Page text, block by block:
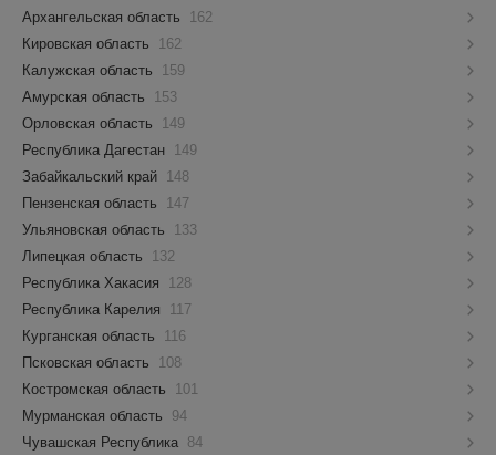
Архангельская область
162
Кировская область
162
Калужская область
159
Амурская область
153
Орловская область
149
Республика Дагестан
149
Забайкальский край
148
Пензенская область
147
Ульяновская область
133
Липецкая область
132
Республика Хакасия
128
Республика Карелия
117
Курганская область
116
Псковская область
108
Костромская область
101
Мурманская область
94
Чувашская Республика 84